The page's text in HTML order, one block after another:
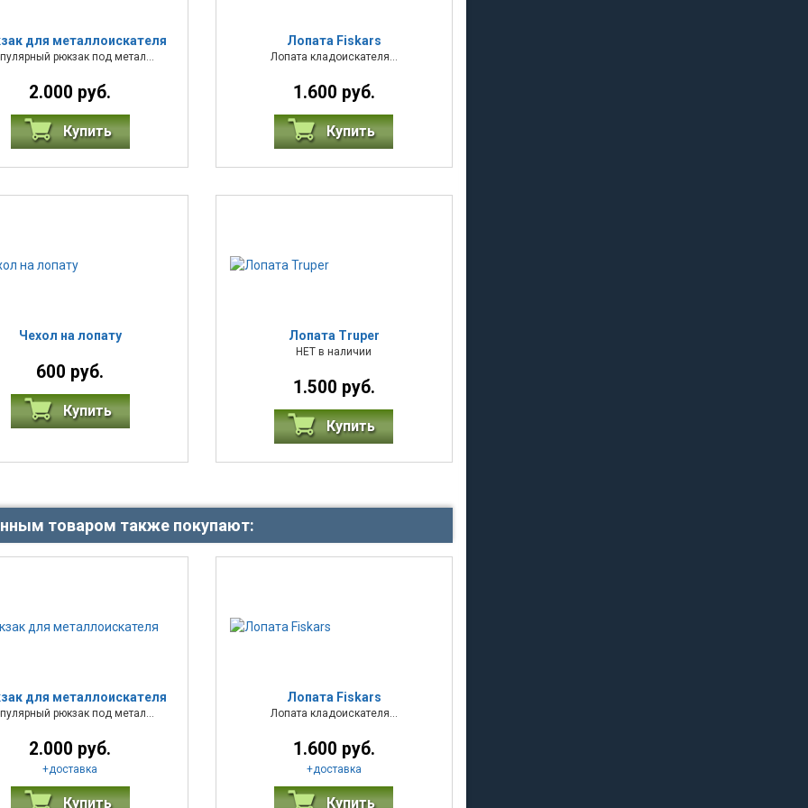
для металлоискателя
рюкзак под метал...
2.000 руб.
Купить
Лопата Fiskars
Лопата кладоискателя...
1.600 руб.
Купить
Чехол на лопату
600 руб.
Купить
Лопата Truper
НЕТ в наличии
1.500 руб.
Купить
товаром также покупают:
для металлоискателя
рюкзак под метал...
2.000 руб.
+доставка
Купить
Лопата Fiskars
Лопата кладоискателя...
1.600 руб.
+доставка
Купить